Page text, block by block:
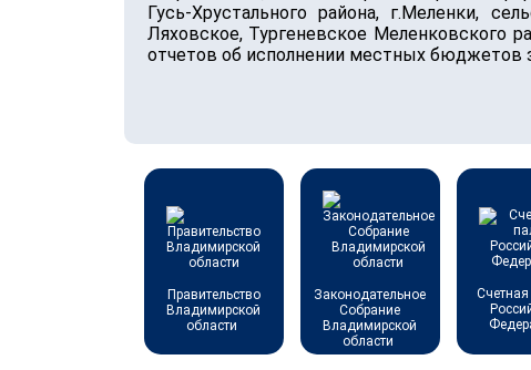
Гусь-Хрустального района, г.Меленки,
Ляховское, Тургеневское Меленковского
отчетов об исполнении местных бюджетов
Правительство
Владимирской
области
Законодательное
Собрание
Владимирской
области